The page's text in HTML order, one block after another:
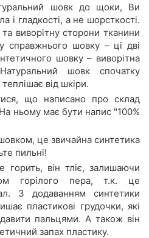
шовк до щоки, Ви
і гладкості, а не шорсткості.
виворітну сторони тканини
справжнього шовку – ці дві
шовку – виворітна
шовк спочатку
від шкіри.
що написано про склад
ньому має бути напис "100%
це звичайна синтетика
пильні!
горить, він тліє, залишаючи
горілого пера, т.к. це
З додаванням синтетики
пластикові грудочки, які
пальцями. А також він
запах пластику.